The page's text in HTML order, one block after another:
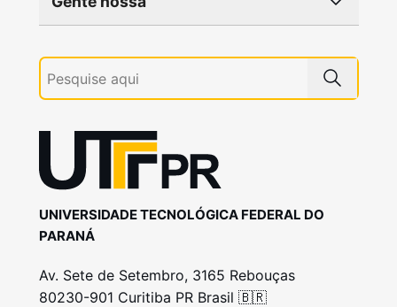
UNIVERSIDADE TECNOLÓGICA FEDERAL DO
PARANÁ
Av. Sete de Setembro, 3165 Rebouças
80230-901 Curitiba PR Brasil 🇧🇷